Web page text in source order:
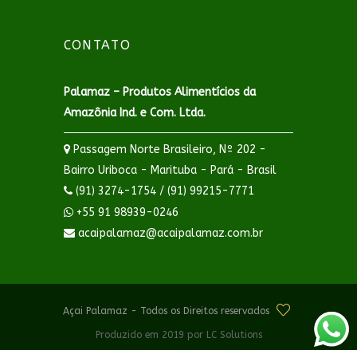
CONTATO
Palamaz – Produtos Alimentícios da
Amazônia Ind. e Com. Ltda.
Passagem Norte Brasileiro, Nº 202 -
Bairro Uriboca - Marituba - Pará - Brasil
(91) 3274-1754 / (91) 99215-7771
+55 91 98939-0246
acaipalamaz@acaipalamaz.com.br
Açai Palamaz - Todos os Direitos reservados
Produzido em 2019 por LC Solutions